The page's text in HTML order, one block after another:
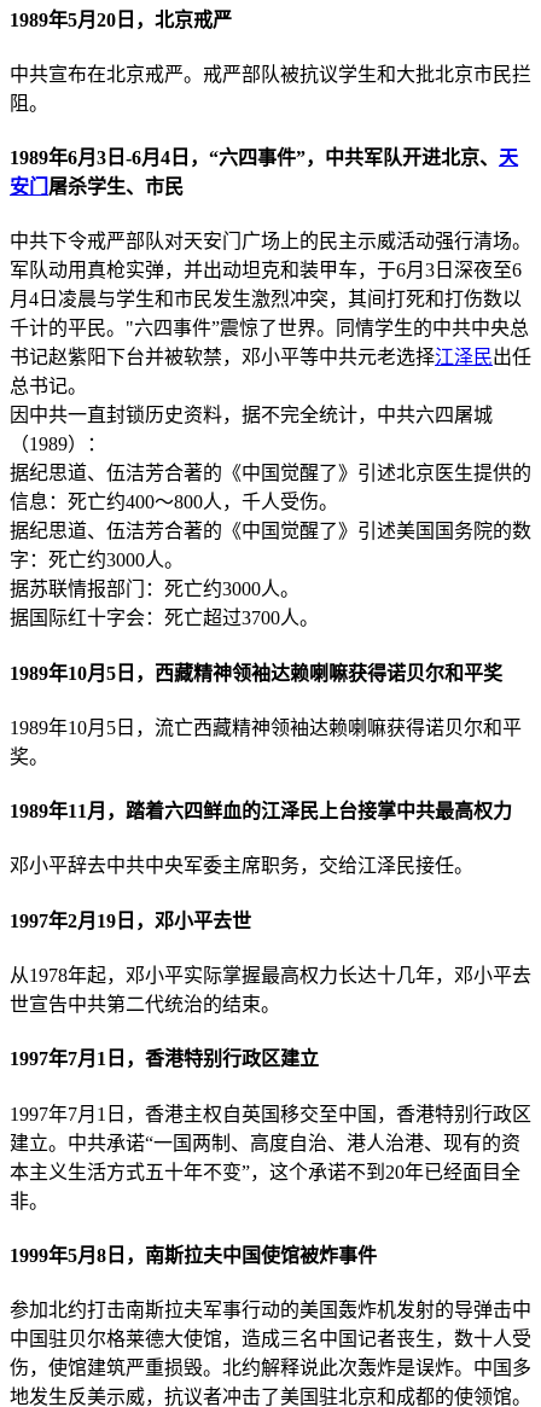
1989年5月20日，北京戒严
中共宣布在北京戒严。戒严部队被抗议学生和大批北京市民拦
阻。
1989年6月3日-6月4日，“六四事件”，中共军队开进北京、 天
安门 屠杀学生、市民
中共下令戒严部队对天安门广场上的民主示威活动强行清场。
军队动用真枪实弹，并出动坦克和装甲车，于6月3日深夜至6
月4日凌晨与学生和市民发生激烈冲突，其间打死和打伤数以
千计的平民。"六四事件”震惊了世界。同情学生的中共中央总
书记赵紫阳下台并被软禁，邓小平等中共元老选择江泽民出任
总书记。
因中共一直封锁历史资料，据不完全统计，中共六四屠城
（1989）：
据纪思道、伍洁芳合著的《中国觉醒了》引述北京医生提供的
信息：死亡约400～800人，千人受伤。
据纪思道、伍洁芳合著的《中国觉醒了》引述美国国务院的数
字：死亡约3000人。
据苏联情报部门：死亡约3000人。
据国际红十字会：死亡超过3700人。
1989年10月5日，西藏精神领袖达赖喇嘛获得诺贝尔和平奖
1989年10月5日，流亡西藏精神领袖达赖喇嘛获得诺贝尔和平
奖。
1989年11月，踏着六四鲜血的江泽民上台接掌中共最高权力
邓小平辞去中共中央军委主席职务，交给江泽民接任。
1997年2月19日，邓小平去世
从1978年起，邓小平实际掌握最高权力长达十几年，邓小平去
世宣告中共第二代统治的结束。
1997年7月1日，香港特别行政区建立
1997年7月1日，香港主权自英国移交至中国，香港特别行政区
建立。中共承诺“一国两制、高度自治、港人治港、现有的资
本主义生活方式五十年不变”，这个承诺不到20年已经面目全
非。
1999年5月8日，南斯拉夫中国使馆被炸事件
参加北约打击南斯拉夫军事行动的美国轰炸机发射的导弹击中
中国驻贝尔格莱德大使馆，造成三名中国记者丧生，数十人受
伤，使馆建筑严重损毁。北约解释说此次轰炸是误炸。中国多
地发生反美示威，抗议者冲击了美国驻北京和成都的使领馆。